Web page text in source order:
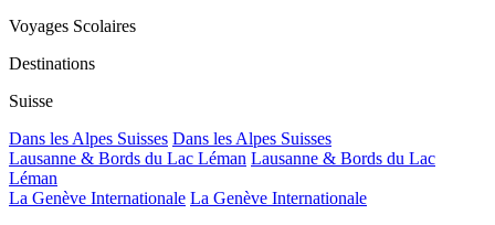
Voyages Scolaires
Destinations
Suisse
Dans les Alpes Suisses Dans les Alpes Suisses
Lausanne & Bords du Lac Léman Lausanne & Bords du Lac
Léman
La Genève Internationale La Genève Internationale